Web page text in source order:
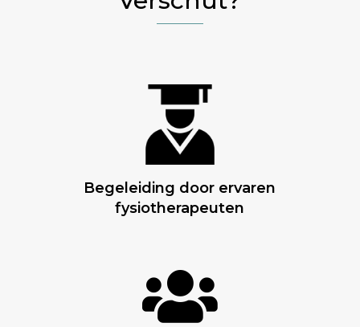
Begeleiding door ervaren
fysiotherapeuten
